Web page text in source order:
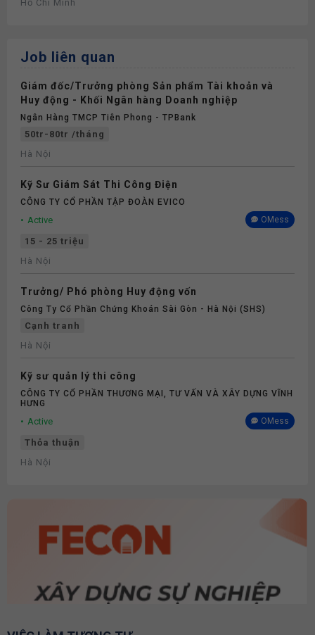
Hồ Chí Minh
Job liên quan
Giám đốc/Trưởng phòng Sản phẩm Tài khoản và
Huy động - Khối Ngân hàng Doanh nghiệp
Ngân Hàng TMCP Tiên Phong - TPBank
50tr-80tr /tháng
Hà Nội
Kỹ Sư Giám Sát Thi Công Điện
CÔNG TY CỔ PHẦN TẬP ĐOÀN EVICO
Active OMess
15 - 25 triệu
Hà Nội
Trưởng/ Phó phòng Huy động vốn
Công Ty Cổ Phần Chứng Khoán Sài Gòn - Hà Nội (SHS)
Cạnh tranh
Hà Nội
Kỹ sư quản lý thi công
CÔNG TY CỔ PHẦN THƯƠNG MẠI, TƯ VẤN VÀ XÂY DỰNG VĨNH
HƯNG
Active OMess
Thỏa thuận
Hà Nội